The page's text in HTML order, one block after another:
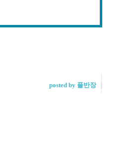
posted by 풀반장